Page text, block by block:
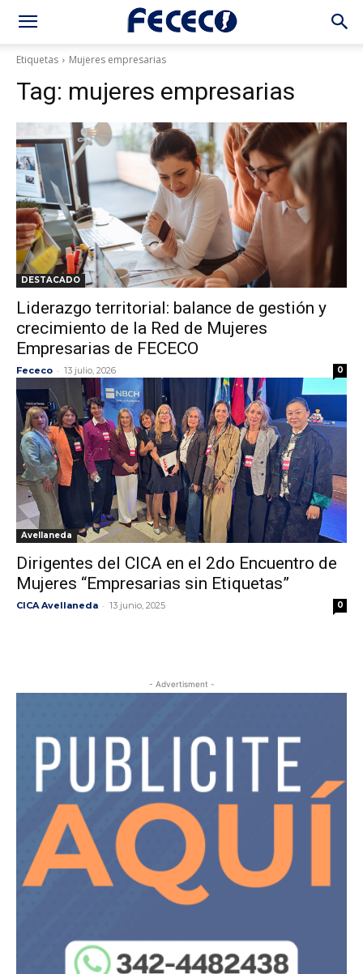
Etiquetas Mujeres empresarias
Tag: mujeres empresarias
DESTACADO
Liderazgo territorial: balance de gestión y
crecimiento de la Red de Mujeres
Empresarias de FECECO
Fececo - 13 julio, 2026 0
Avellaneda
Dirigentes del CICA en el 2do Encuentro de
Mujeres “Empresarias sin Etiquetas”
CICA Avellaneda - 13 junio, 2025 0
- Advertisment -